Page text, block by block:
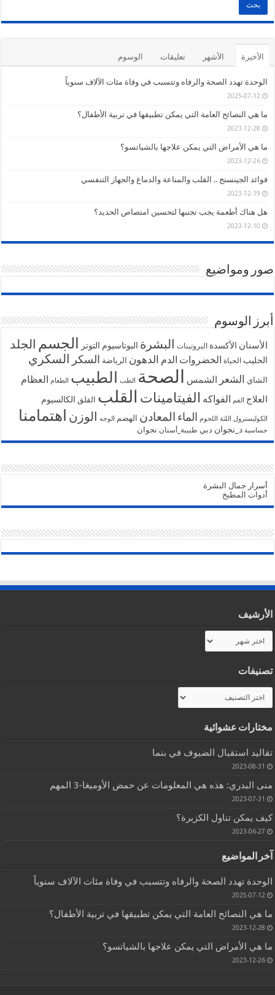
الأخيرة الأشهر تعليقات الوسوم
الوحدة تهدد الصحة والرفاه وتتسبب في وفاة مئات الآلاف سنوياً
2025-07-12
ما هي النصائح العامة التي يمكن تطبيقها في تربية الأطفال؟
2023-12-28
ما هي الأمراض التي يمكن علاجها بالشياتسو؟
2023-12-26
فوائد الجينسنج .. القلب والمناعة والدماغ والجهاز التنفسي
2023-12-19
هل هناك أطعمة يجب تجنبها لتحسين امتصاص الحديد؟
2023-12-10
صور ومواضيع
أبرز الوسوم
الأسنان الأكسدة البروتينات البشرة البوتاسيوم التوتر الجسم الجلد
الحليب الحياة الخضروات الدم الدهون الرياضة السكر السكري
الشاي الشعر الشمس الصحة الطب الطبيب الطعام
العظام
العلاج الفم الفواكه الفيتامينات القلب القلق الكالسيوم
الكوليسترول اللثة اللحوم الماء المعادن الهضم الوجه الوزن اهتمامنا
حساسية د_نجوان دبي طبيبة_أسنان نجوان
أسرار جمال البشرة
أدوات المطبخ
الأرشيف
الأرشيف
تصنيفات
تصنيفات
مختارات عشوائية
تقاليد استقبال الضيوف في بنما
2023-08-31
منى البدري: هذه هي المعلومات عن حمض الأوميغا-3 المهم
2023-07-31
كيف يمكن تناول الكزبرة؟
2023-06-27
آخر المواضيع
الوحدة تهدد الصحة والرفاه وتتسبب في وفاة مئات الآلاف سنوياً
2025-07-12
ما هي النصائح العامة التي يمكن تطبيقها في تربية الأطفال؟
2023-12-28
ما هي الأمراض التي يمكن علاجها بالشياتسو؟
2023-12-26